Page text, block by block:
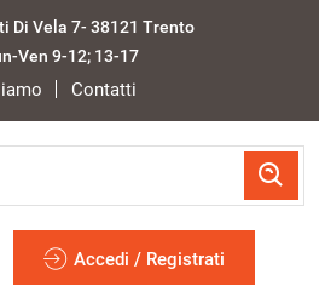
Di Vela 7- 38121 Trento
Ven 9-12; 13-17
Contatti
Accedi / Registrati